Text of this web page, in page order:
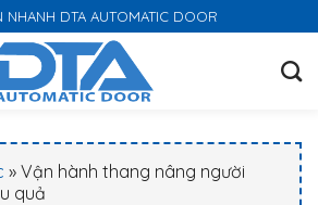
NHANH DTA AUTOMATIC DOOR
» Vận hành thang nâng người
quả